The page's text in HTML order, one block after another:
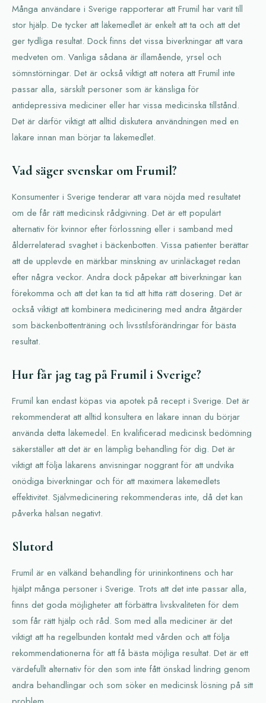
Många användare i Sverige rapporterar att Frumil har varit till
stor hjälp. De tycker att läkemedlet är enkelt att ta och att det
ger tydliga resultat. Dock finns det vissa biverkningar att vara
medveten om. Vanliga sådana är illamående, yrsel och
sömnstörningar. Det är också viktigt att notera att Frumil inte
passar alla, särskilt personer som är känsliga för
antidepressiva mediciner eller har vissa medicinska tillstånd.
Det är därför viktigt att alltid diskutera användningen med en
läkare innan man börjar ta läkemedlet.
Vad säger svenskar om Frumil?
Konsumenter i Sverige tenderar att vara nöjda med resultatet
om de får rätt medicinsk rådgivning. Det är ett populärt
alternativ för kvinnor efter förlossning eller i samband med
ålderrelaterad svaghet i bäckenbotten. Vissa patienter berättar
att de upplevde en märkbar minskning av urinläckaget redan
efter några veckor. Andra dock påpekar att biverkningar kan
förekomma och att det kan ta tid att hitta rätt dosering. Det är
också viktigt att kombinera medicinering med andra åtgärder
som bäckenbottenträning och livsstilsförändringar för bästa
resultat.
Hur får jag tag på Frumil i Sverige?
Frumil kan endast köpas via apotek på recept i Sverige. Det är
rekommenderat att alltid konsultera en läkare innan du börjar
använda detta läkemedel. En kvalificerad medicinsk bedömning
säkerställer att det är en lämplig behandling för dig. Det är
viktigt att följa läkarens anvisningar noggrant för att undvika
onödiga biverkningar och för att maximera läkemedlets
effektivitet. Självmedicinering rekommenderas inte, då det kan
påverka hälsan negativt.
Slutord
Frumil är en välkänd behandling för urininkontinens och har
hjälpt många personer i Sverige. Trots att det inte passar alla,
finns det goda möjligheter att förbättra livskvaliteten för dem
som får rätt hjälp och råd. Som med alla mediciner är det
viktigt att ha regelbunden kontakt med vården och att följa
rekommendationerna för att få bästa möjliga resultat. Det är ett
värdefullt alternativ för den som inte fått önskad lindring genom
andra behandlingar och som söker en medicinsk lösning på sitt